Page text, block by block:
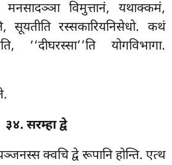
मनसादञ्ञा विमुत्तानं, यथाक्कमं,
सूयतीति रस्सकारियनिसेधो. कथं
‘‘दीघरस्सा’’ति योगविभागा.
३४. सरम्हा द्वे
क्वचि द्वे रूपानि होन्ति. एत्थ